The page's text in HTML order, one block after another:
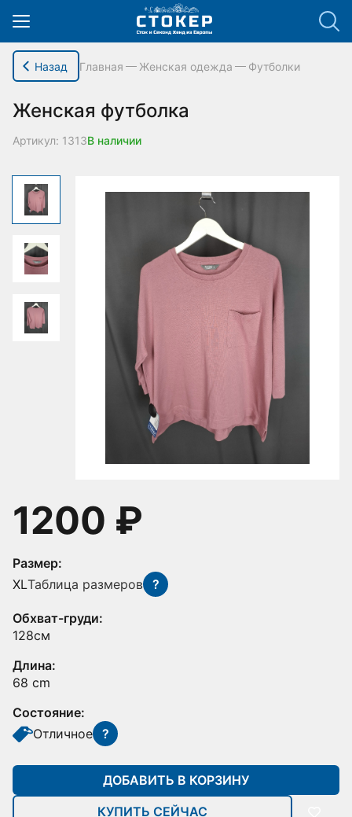
hello_elementor_body_open();
Назад Главная Женская одежда Футболки
Женская футболка
Артикул: 1313В наличии
1200 ₽
Размер:
XLТаблица размеров ?
Обхват-груди:
128см
Длина:
68 cm
Состояние:
Отличное ?
ДОБАВИТЬ В КОРЗИНУ
КУПИТЬ СЕЙЧАС